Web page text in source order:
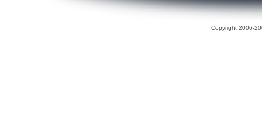
Copyright 2006-